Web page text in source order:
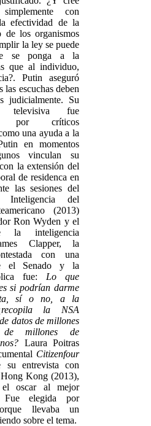
con
efectividad de la
de los organismos
la ley se puede
se ponga a la
que al individuo,
Putin aseguró
las escuchas deben
judicialmente. Su
televisiva fue
por críticos
una ayuda a la
en momentos
vinculan su
la extensión del
de residenca en
las sesiones del
del
(2013)
Ron Wyden y el
la inteligencia
Clapper, la
con una
el Senado y la
fue: Lo que
si podrían darme
sí o no, a la
la NSA
datos de millones
millones de
Laura Poitras
Citizenfour
su entrevista con
Kong (2013),
oscar al mejor
Fue elegida por
llevaba un
sobre el tema.